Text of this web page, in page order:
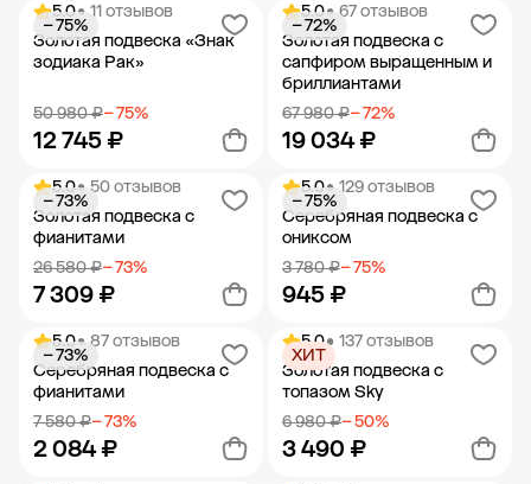
Добавить в корзину Добавить в корзину
5.0• 11 отзывов
Золотая подвеска «Знак
зодиака Рак»
50 980 ₽− 75%
12 745 ₽
− 75%
Добавить в корзину
5.0• 67 отзывов
Золотая подвеска с
сапфиром выращенным и
бриллиантами
67 980 ₽− 72%
19 034 ₽
− 72%
Добавить в корзину
5.0• 50 отзывов
Золотая подвеска с
фианитами
26 580 ₽− 73%
7 309 ₽
− 73%
Добавить в корзину
5.0• 129 отзывов
Серебряная подвеска с
ониксом
3 780 ₽− 75%
945 ₽
− 75%
Добавить в корзину
5.0• 87 отзывов
Серебряная подвеска с
фианитами
7 580 ₽− 73%
2 084 ₽
− 73%
5.0• 137 отзывов
Золотая подвеска с
топазом Sky
6 980 ₽− 50%
3 490 ₽
ХИТ